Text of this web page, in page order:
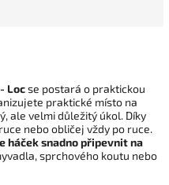
Locse postará o praktickou
praktické místo na
ale velmi důležitý úkol. Díky
nebo obličej vždy po ruce.
háček snadno připevnit na
sprchového koutu nebo